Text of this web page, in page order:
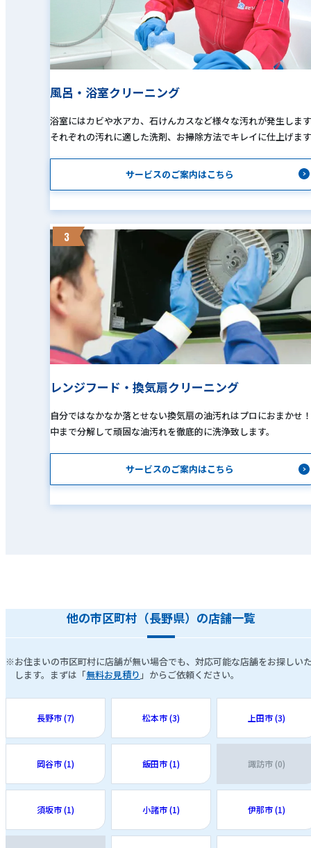
風呂・浴室クリーニング
浴室にはカビや水アカ、石けんカスなど様々な汚れが発生しま
それぞれの汚れに適した洗剤、お掃除方法でキレイに仕上げま
サービスのご案内はこちら
3
レンジフード・換気扇クリーニング
自分ではなかなか落とせない換気扇の油汚れはプロにおまかせ！
中まで分解して頑固な油汚れを徹底的に洗浄致します。
サービスのご案内はこちら
他の市区町村（長野県）の店舗一覧
※お住まいの市区町村に店舗が無い場合でも、対応可能な店舗をお探しい
します。まずは「無料お見積り 」からご依頼ください。
長野市 (7) 松本市 (3) 上田市 (3)
岡谷市 (1) 飯田市 (1) 諏訪市 (0)
須坂市 (1) 小諸市 (1) 伊那市 (1)